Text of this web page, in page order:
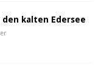
kalten Edersee